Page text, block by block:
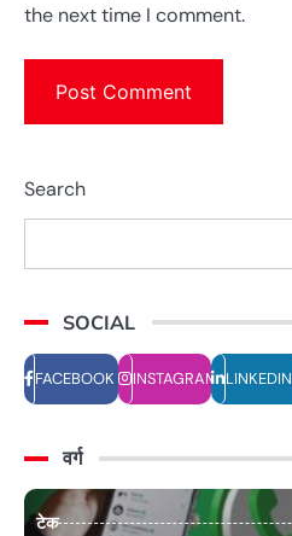
the next time I comment.
Search
SOCIAL
FACEBOOK INSTAGRAM LINKEDIN
वर्ग
टेक